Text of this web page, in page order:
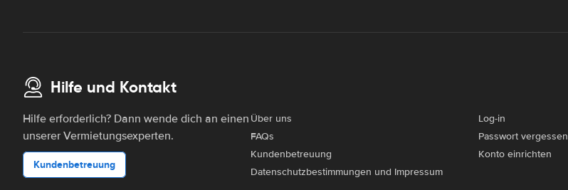
Hilfe und Kontakt
Hilfe erforderlich? Dann wende dich an einen
unserer Vermietungsexperten.
Kundenbetreuung
Über uns
FAQs
Kundenbetreuung
Datenschutzbestimmungen und Impressum
Log-in
Passwort vergessen
Konto einrichten